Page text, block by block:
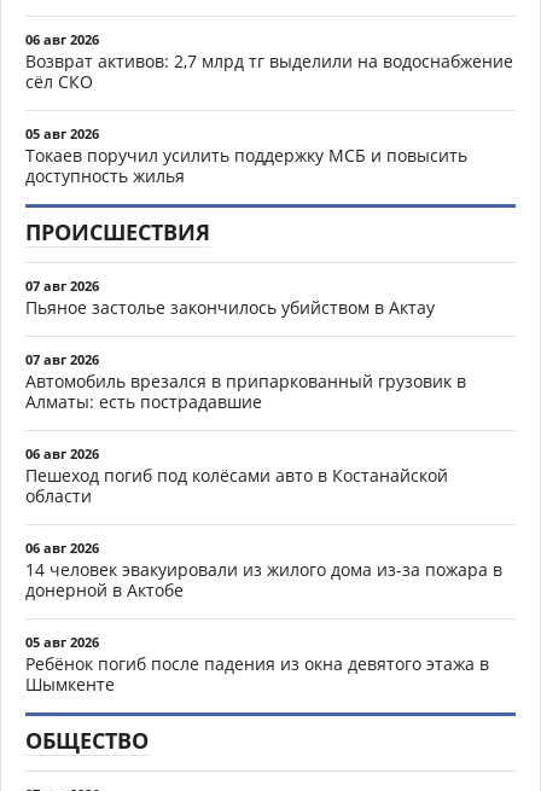
06 авг 2026
Возврат активов: 2,7 млрд тг выделили на водоснабжение
сёл СКО
05 авг 2026
Токаев поручил усилить поддержку МСБ и повысить
доступность жилья
ПРОИСШЕСТВИЯ
07 авг 2026
Пьяное застолье закончилось убийством в Актау
07 авг 2026
Автомобиль врезался в припаркованный грузовик в
Алматы: есть пострадавшие
06 авг 2026
Пешеход погиб под колёсами авто в Костанайской
области
06 авг 2026
14 человек эвакуировали из жилого дома из-за пожара в
донерной в Актобе
05 авг 2026
Ребёнок погиб после падения из окна девятого этажа в
Шымкенте
ОБЩЕСТВО